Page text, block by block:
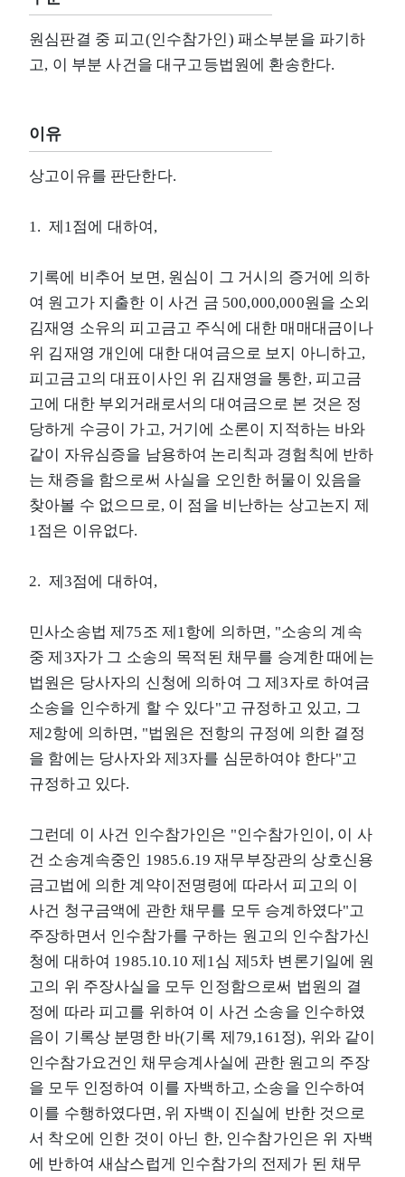
원심판결 중 피고(인수참가인) 패소부분을 파기하
고, 이 부분 사건을 대구고등법원에 환송한다.
이유
상고이유를 판단한다.
1. 제1점에 대하여,
기록에 비추어 보면, 원심이 그 거시의 증거에 의하
여 원고가 지출한 이 사건 금 500,000,000원을 소외
김재영 소유의 피고금고 주식에 대한 매매대금이나
위 김재영 개인에 대한 대여금으로 보지 아니하고,
피고금고의 대표이사인 위 김재영을 통한, 피고금
고에 대한 부외거래로서의 대여금으로 본 것은 정
당하게 수긍이 가고, 거기에 소론이 지적하는 바와
같이 자유심증을 남용하여 논리칙과 경험칙에 반하
는 채증을 함으로써 사실을 오인한 허물이 있음을
찾아볼 수 없으므로, 이 점을 비난하는 상고논지 제
1점은 이유없다.
2. 제3점에 대하여,
민사소송법 제75조 제1항에 의하면, "소송의 계속
중 제3자가 그 소송의 목적된 채무를 승계한 때에는
법원은 당사자의 신청에 의하여 그 제3자로 하여금
소송을 인수하게 할 수 있다"고 규정하고 있고, 그
제2항에 의하면, "법원은 전항의 규정에 의한 결정
을 함에는 당사자와 제3자를 심문하여야 한다"고
규정하고 있다.
그런데 이 사건 인수참가인은 "인수참가인이, 이 사
건 소송계속중인 1985.6.19 재무부장관의 상호신용
금고법에 의한 계약이전명령에 따라서 피고의 이
사건 청구금액에 관한 채무를 모두 승계하였다"고
주장하면서 인수참가를 구하는 원고의 인수참가신
청에 대하여 1985.10.10 제1심 제5차 변론기일에 원
고의 위 주장사실을 모두 인정함으로써 법원의 결
정에 따라 피고를 위하여 이 사건 소송을 인수하였
음이 기록상 분명한 바(기록 제79,161정), 위와 같이
인수참가요건인 채무승계사실에 관한 원고의 주장
을 모두 인정하여 이를 자백하고, 소송을 인수하여
이를 수행하였다면, 위 자백이 진실에 반한 것으로
서 착오에 인한 것이 아닌 한, 인수참가인은 위 자백
에 반하여 새삼스럽게 인수참가의 전제가 된 채무